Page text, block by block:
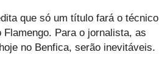
que só um título fará o técnico
Para o jornalista, as
no Benfica, serão inevitáveis.